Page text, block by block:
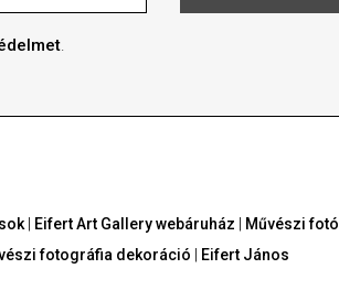
.
| Eifert Art Gallery webáruház | Művészi fotó
fotográfia dekoráció | Eifert János